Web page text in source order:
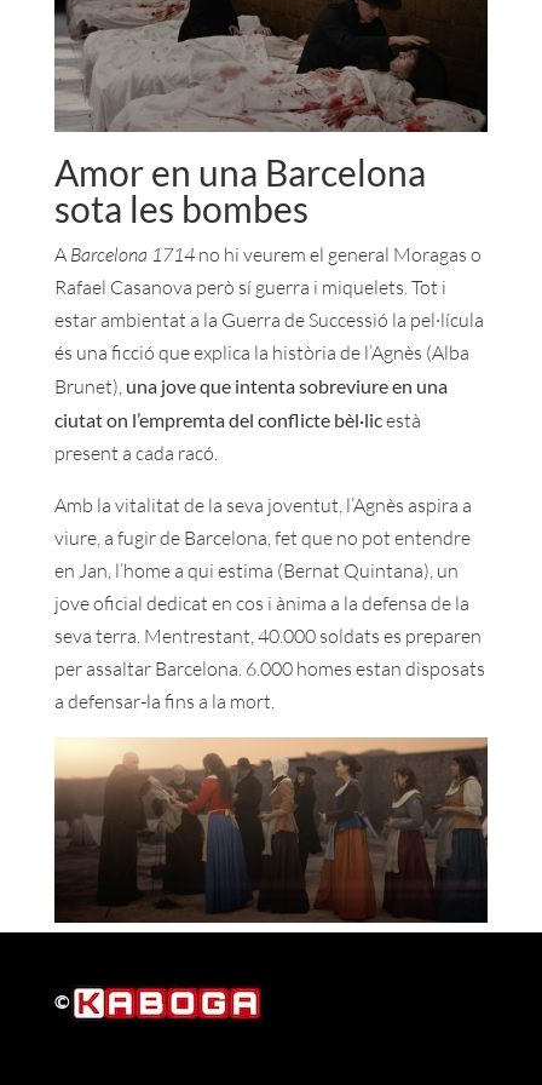
Amor en una Barcelona
sota les bombes
A Barcelona 1714no hi veurem el general Moragas o
Rafael Casanova però sí guerra i miquelets. Tot i
estar ambientat a la Guerra de Successió la pel·lícula
és una ficció que explica la història de l’Agnès (Alba
Brunet), una jove que intenta sobreviure en una
ciutat on l’empremta del conflicte bèl·licestà
present a cada racó.
Amb la vitalitat de la seva joventut, l’Agnès aspira a
viure, a fugir de Barcelona, fet que no pot entendre
en Jan, l’home a qui estima (Bernat Quintana), un
jove oficial dedicat en cos i ànima a la defensa de la
seva terra. Mentrestant, 40.000 soldats es preparen
per assaltar Barcelona. 6.000 homes estan disposats
a defensar-la fins a la mort.
©